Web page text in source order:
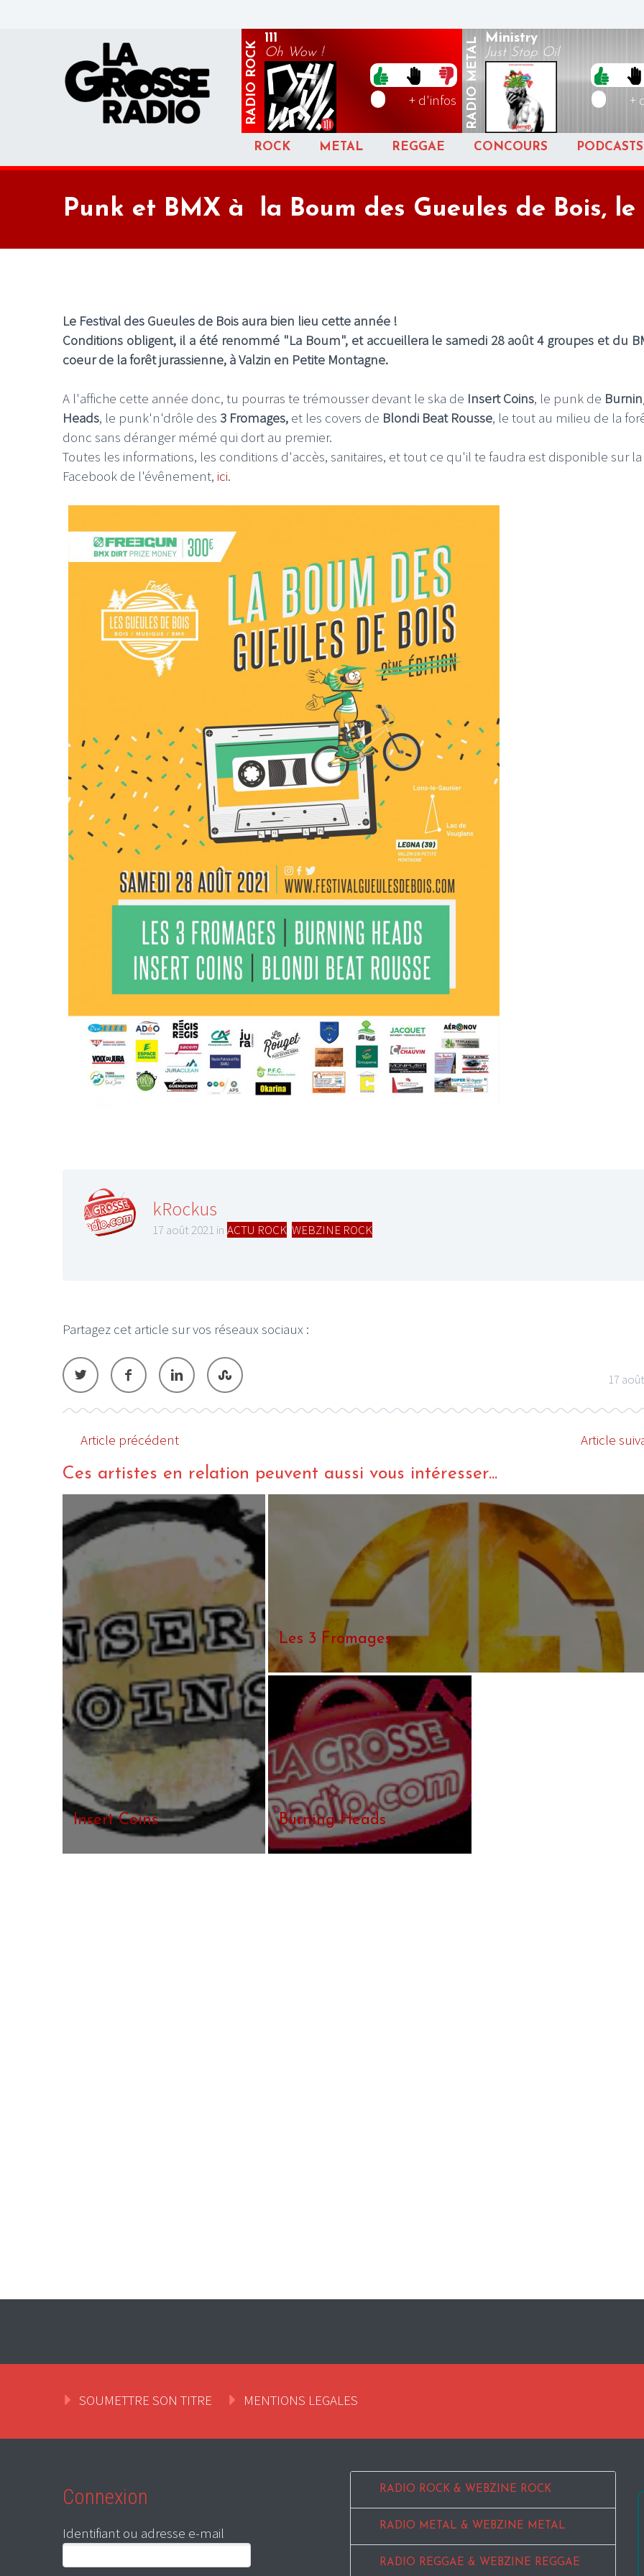
RADIO
ROCK
111
Oh Wow !
+ d'infos RADIO
METAL Ministry
Just Stop Oil
+
ROCK METAL REGGAE CONCOURS PODCASTS
Punk et BMX à la Boum des Gueules de Bois,
Le Festival des Gueules de Bois aura bien lieu cette année !
Conditions obligent, il a été renommé "La Boum", et accueillera le samedi 28 août 4 groupes et du
coeur de la forêt jurassienne, à Valzin en Petite Montagne.
A l'affiche cette année donc, tu pourras te trémousser devant le ska de Insert Coins, le punk de
Heads, le punk'n'drôle des 3 Fromages, et les covers de Blondi Beat Rousse, le tout au milieu de la
donc sans déranger mémé qui dort au premier.
Toutes les informations, les conditions d'accès, sanitaires, et tout ce qu'il te faudra est disponible sur la
Facebook de l'évênement, ici.
kRockus
17 août 2021 in ACTU ROCK WEBZINE ROCK
Partagez cet article sur vos réseaux sociaux :
17
Article précédent Article
Ces artistes en relation peuvent aussi vous intéresser...
Insert Coins
Les 3 Fromages
Burning Heads
LE GROS RIFFIFI
LE GROS RIFFIFI –
LE GROS RIFFIFI
LE GROS RIFFIFI – Surfin’
SOUMETTRE SON TITRE MENTIONS LEGALES
Connexion
Identifiant ou adresse e-mail
RADIO ROCK & WEBZINE ROCK
RADIO METAL & WEBZINE METAL
RADIO REGGAE & WEBZINE REGGAE